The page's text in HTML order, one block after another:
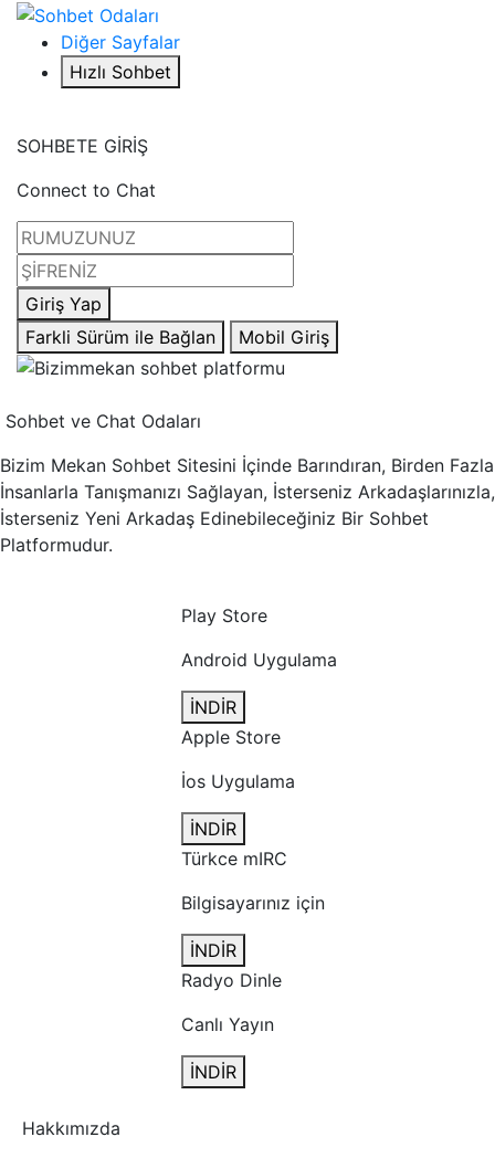
Diğer Sayfalar
Hızlı Sohbet
SOHBETE GİRİŞ
Connect to Chat
Giriş Yap
Farkli Sürüm ile Bağlan
Mobil Giriş
Sohbet ve Chat Odaları
Bizim Mekan Sohbet Sitesini İçinde Barındıran, Birden Fazla
İnsanlarla Tanışmanızı Sağlayan, İsterseniz Arkadaşlarınızla,
İsterseniz Yeni Arkadaş Edinebileceğiniz Bir Sohbet
Platformudur.
Play Store
Android Uygulama
İNDİR
Apple Store
İos Uygulama
İNDİR
Türkce mIRC
Bilgisayarınız için
İNDİR
Radyo Dinle
Canlı Yayın
İNDİR
Hakkımızda